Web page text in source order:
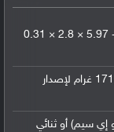
151.7 × 71.2 × 7.9 ملم - 5.97 × 2.8 × 0.31
169 غرام لإصدار (Sub6) و171 غرام لإصدار
إي سيم) أو ثنائي